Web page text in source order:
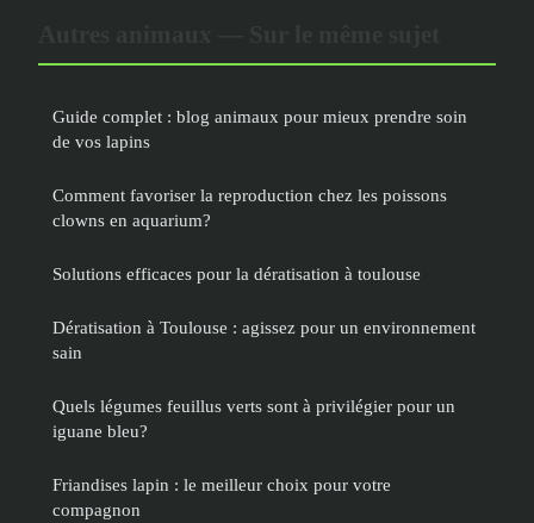
Guide complet : blog animaux pour mieux prendre soin
de vos lapins
Comment favoriser la reproduction chez les poissons
clowns en aquarium?
Solutions efficaces pour la dératisation à toulouse
Dératisation à Toulouse : agissez pour un environnement
sain
Quels légumes feuillus verts sont à privilégier pour un
iguane bleu?
Friandises lapin : le meilleur choix pour votre
compagnon